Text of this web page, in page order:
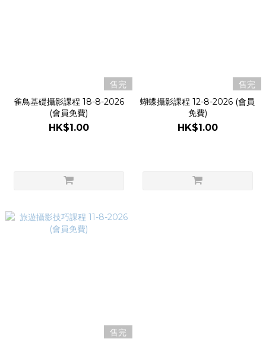
售完
雀鳥基礎攝影課程 18-8-2026
(會員免費)
HK$1.00
售完
蝴蝶攝影課程 12-8-2026 (會員
免費)
HK$1.00
售完